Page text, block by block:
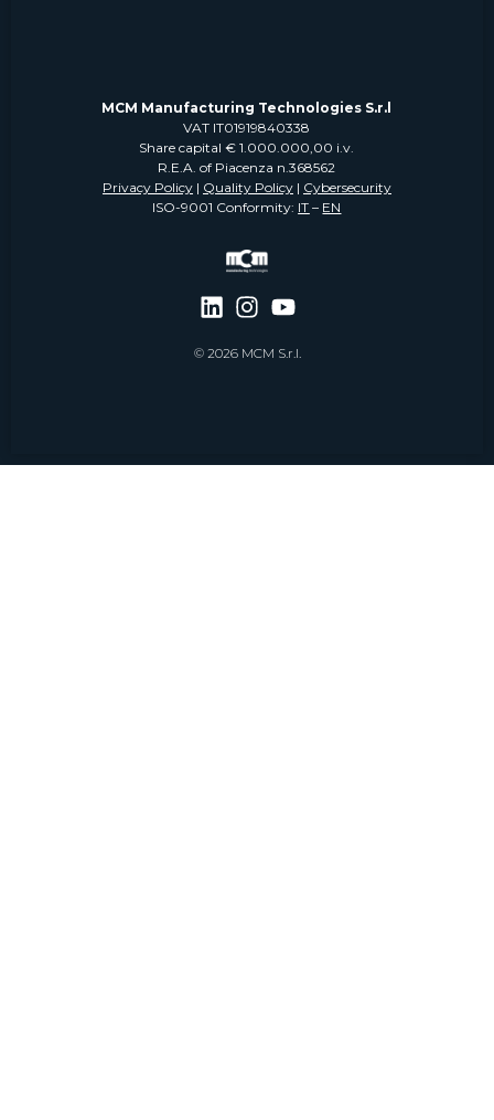
MCM Manufacturing Technologies S.r.l
VAT IT01919840338
Share capital € 1.000.000,00 i.v.
R.E.A. of Piacenza n.368562
Privacy Policy | Quality Policy| Cybersecurity
ISO-9001 Conformity: IT – EN
© 2026 MCM S.r.l.